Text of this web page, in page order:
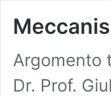
Argomento
Dr. Prof.